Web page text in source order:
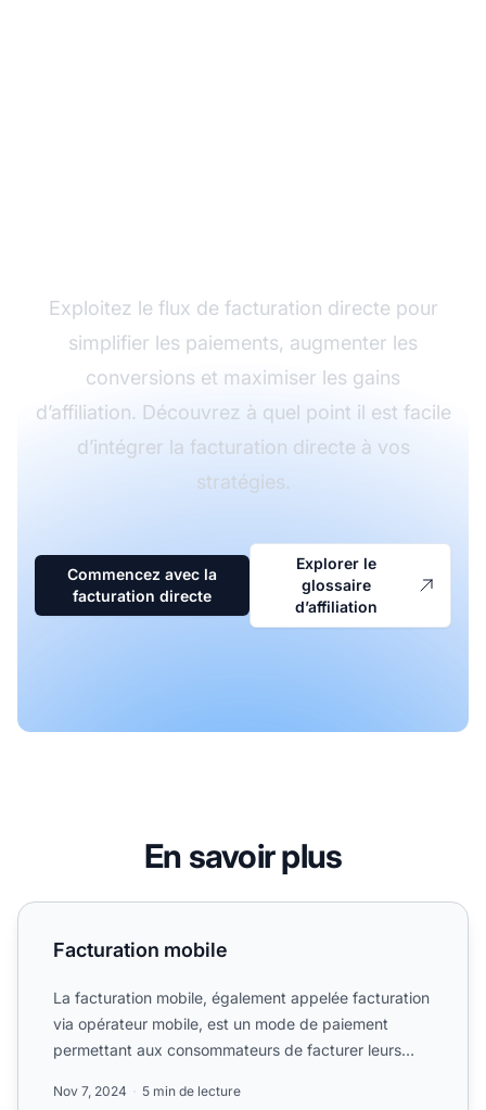
Exploitez le flux de facturation directe pour
simplifier les paiements, augmenter les
conversions et maximiser les gains
d’affiliation. Découvrez à quel point il est facile
d’intégrer la facturation directe à vos
stratégies.
Commencez avec la
facturation directe
Explorer le
glossaire
d’affiliation
En savoir plus
Facturation mobile
Facturation mobile
La facturation mobile, également appelée facturation
via opérateur mobile, est un mode de paiement
permettant aux consommateurs de facturer leurs
Nov 7, 2024 5 min de lecture